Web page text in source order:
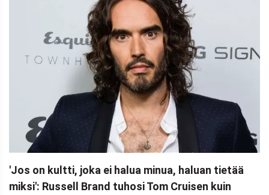
'Jos on kultti, joka ei halua minua, haluan tietää
miksi': Russell Brand tuhosi Tom Cruisen kuin